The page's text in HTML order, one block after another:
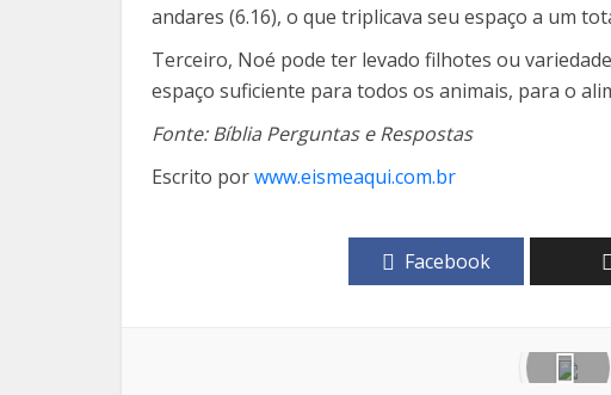
andares (6.16), o que triplicava seu espaço a um
Terceiro, Noé pode ter levado filhotes ou
espaço suficiente para todos os animais, para o
Fonte: Bíblia Perguntas e Respostas
Escrito porwww.eismeaqui.com.br
Facebook